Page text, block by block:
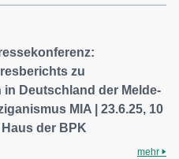
zu
Deutschland der Melde-
MIA | 23.6.25, 10
der BPK
mehr